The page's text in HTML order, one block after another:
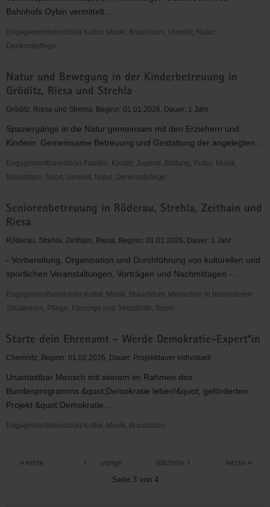
Bahnhofs Oybin vermittelt...
Engagementbereich(e) Kultur, Musik, Brauchtum, Umwelt, Natur,
Denkmalpflege
zur
Geschichte
der
Schmalspurbahnen
Natur und Bewegung in der Kinderbetreuung in
Gröditz, Riesa und Strehla
Gröditz, Riesa und Strehla, Beginn: 01.01.2026, Dauer: 1 Jahr
Spaziergänge in die Natur gemeinsam mit den Erziehern und
Kindern. Gemeinsame Betreuung und Gestaltung der angelegten...
Engagementbereich(e) Familie, Kinder, Jugend, Bildung, Kultur, Musik,
Brauchtum, Sport, Umwelt, Natur, Denkmalpflege
und
Bewegung
in
Kinderbetreuung
in
Gröditz,
Riesa
Strehla
Seniorenbetreuung in Röderau, Strehla, Zeithain und
Riesa
Röderau, Strehla, Zeithain, Riesa, Beginn: 01.01.2026, Dauer: 1 Jahr
- Vorbereitung, Organisation und Durchführung von kulturellen und
sportlichen Veranstaltungen, Vorträgen und Nachmittagen -...
Engagementbereich(e) Kultur, Musik, Brauchtum, Menschen in besonderen
Situationen, Pflege, Fürsorge und Selbsthilfe, Sport
in
Röderau,
Zeithain
und
Riesa
Starte dein Ehrenamt - Werde Demokratie-Expert*in
Chemnitz, Beginn: 01.02.2026, Dauer: Projektdauer individuell
Unantastbar Mensch mit seinem im Rahmen des
Bundesprogramms &quot;Demokratie leben!&quot; geförderten
Projekt &quot;Demokratie...
Engagementbereich(e) Kultur, Musik, Brauchtum
erste
vorige
Seite 3 von 4
nächste letzte